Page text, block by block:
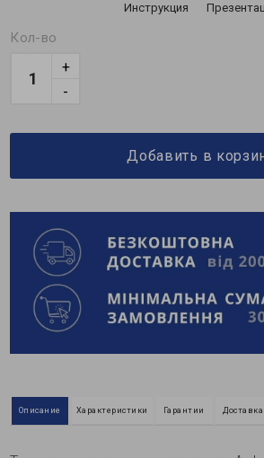
Инструкция
Кол-во
-
+
Добавить в
Описание Характеристики Гарантии Доставка